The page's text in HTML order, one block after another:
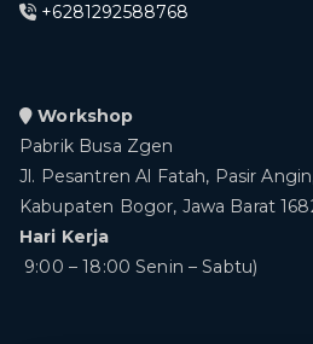
+6281292588768
Workshop
Pabrik Busa Zgen
Jl. Pesantren Al Fatah, Pasir
Kabupaten Bogor, Jawa Barat
Hari Kerja
9:00 – 18:00 Senin – Sabtu)